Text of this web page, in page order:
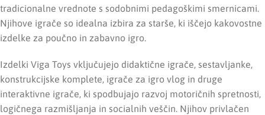
tradicionalne vrednote s sodobnimi pedagoškimi smernicami.
Njihove igrače so idealna izbira za starše, ki iščejo kakovostne
izdelke za poučno in zabavno igro.
Izdelki Viga Toys vključujejo didaktične igrače, sestavljanke,
konstrukcijske komplete, igrače za igro vlog in druge
interaktivne igrače, ki spodbujajo razvoj motoričnih spretnosti,
logičnega razmišljanja in socialnih veščin. Njihov privlačen